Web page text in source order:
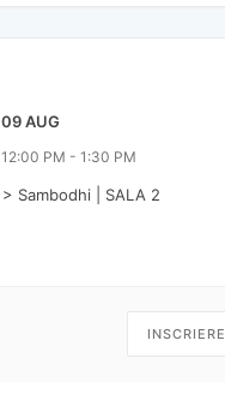
09 AUG
12:00 PM - 1:30 PM
> Sambodhi | SALA 2
INSCRIERE